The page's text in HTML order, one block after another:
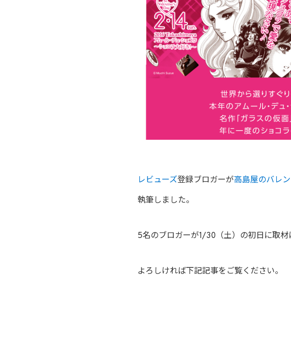
レビューズ登録ブロガーが高島屋のバレ
執筆しました。
5名のブロガーが1/30（土）の初日に取材
よろしければ下記記事をご覧ください。